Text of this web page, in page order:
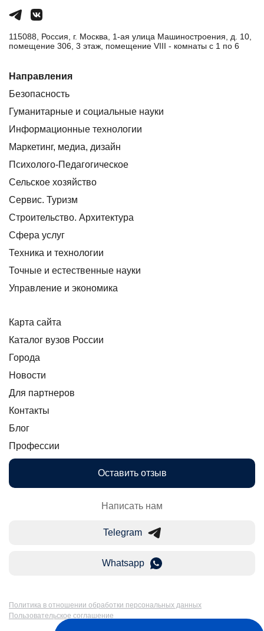
115088, Россия, г. Москва, 1-ая улица Машиностроения, д. 10,
помещение 306, 3 этаж, помещение VIII - комнаты с 1 по 6
Направления
Безопасность
Гуманитарные и социальные науки
Информационные технологии
Маркетинг, медиа, дизайн
Психолого-Педагогическое
Сельское хозяйство
Сервис. Туризм
Строительство. Архитектура
Сфера услуг
Техника и технологии
Точные и естественные науки
Управление и экономика
Карта сайта
Каталог вузов России
Города
Новости
Для партнеров
Контакты
Блог
Профессии
Оставить отзыв
Написать нам
Telegram
Whatsapp
Политика в отношении обработки персональных данных
Пользовательское соглашение